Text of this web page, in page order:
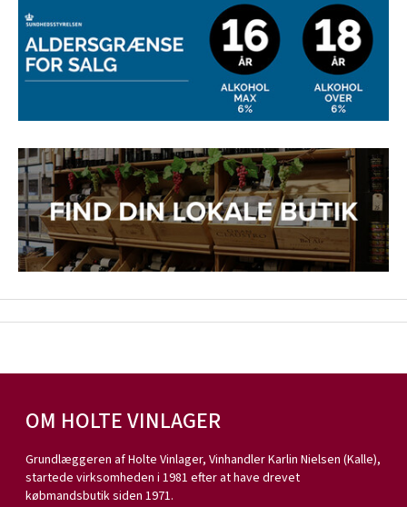
OM HOLTE VINLAGER
Grundlæggeren af Holte Vinlager, Vinhandler Karlin Nielsen (Kalle),
startede virksomheden i 1981 efter at have drevet
købmandsbutik siden 1971.